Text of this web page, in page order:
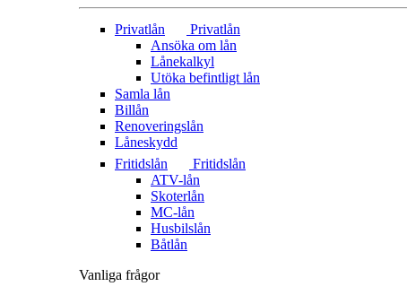
Privatlån
Privatlån
Ansöka om lån
Lånekalkyl
Utöka befintligt lån
Samla lån
Billån
Renoveringslån
Låneskydd
Fritidslån
Fritidslån
ATV-lån
Skoterlån
MC-lån
Husbilslån
Båtlån
Vanliga frågor